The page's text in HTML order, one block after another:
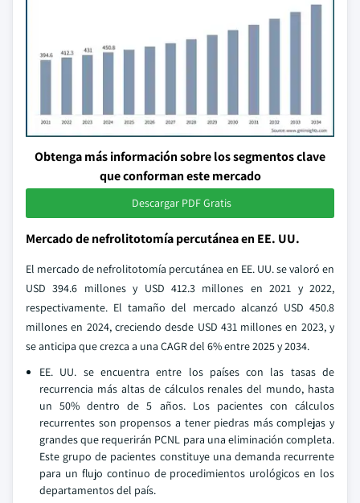
Obtenga más información sobre los segmentos clave
que conforman este mercado
Descargar PDF Gratis
Mercado de nefrolitotomía percutánea en EE. UU.
El mercado de nefrolitotomía percutánea en EE. UU. se valoró en
USD 394.6 millones y USD 412.3 millones en 2021 y 2022,
respectivamente. El tamaño del mercado alcanzó USD 450.8
millones en 2024, creciendo desde USD 431 millones en 2023, y
se anticipa que crezca a una CAGR del 6% entre 2025 y 2034.
EE. UU. se encuentra entre los países con las tasas de
recurrencia más altas de cálculos renales del mundo, hasta
un 50% dentro de 5 años. Los pacientes con cálculos
recurrentes son propensos a tener piedras más complejas y
grandes que requerirán PCNL para una eliminación completa.
Este grupo de pacientes constituye una demanda recurrente
para un flujo continuo de procedimientos urológicos en los
departamentos del país.